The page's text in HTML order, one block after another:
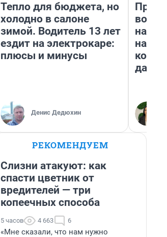
Тепло для бюджета, но
холодно в салоне
зимой. Водитель 13 лет
ездит на электрокаре:
плюсы и минусы
Денис Дедюхин
нам
даже
РЕКОМЕНДУЕМ
Слизни атакуют: как
спасти цветник от
вредителей — три
копеечных способа
5 часов 4 663 6
«Мне сказали, что нам нужно